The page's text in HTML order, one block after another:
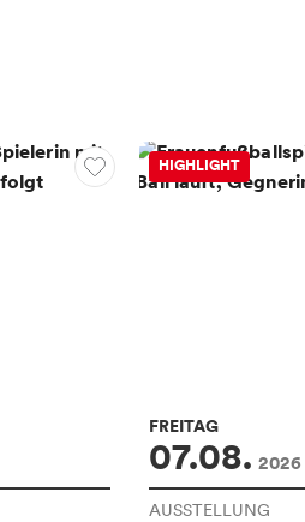
HIGHLIGHT
FREITAG
07.08. 2026
AUSSTELLUNG